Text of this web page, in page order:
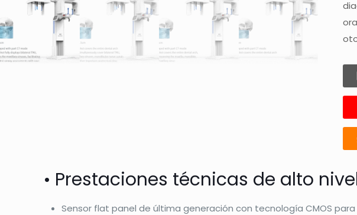
• Prestaciones técnicas de alto
Sensor flat panel de última generación con tecnología CMOS